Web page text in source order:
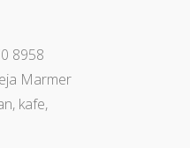
8958
Marmer
kafe,